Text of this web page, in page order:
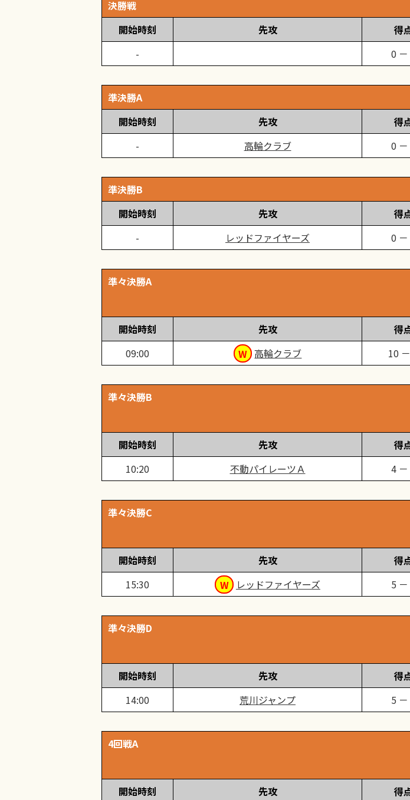
決勝戦
開始時刻
先攻 得
0
準決勝A
開始時刻
先攻 得
高輪クラブ
0
準決勝B
開始時刻
先攻 得
レッドファイヤーズ
0
準々決勝A
開始時刻
先攻 得
09:00
高輪クラブ 10
準々決勝B
開始時刻
先攻 得
10:20
不動パイレーツＡ 4
準々決勝C
開始時刻
先攻 得
15:30
レッドファイヤーズ 5
準々決勝D
開始時刻
先攻 得
14:00
荒川ジャンプ 5
4回戦A
開始時刻
先攻 得